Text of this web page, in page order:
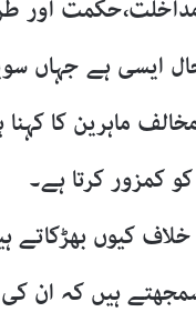
اور
ایسی ہے جہاں
ماہرین کا
کمزور کرتا ہے۔
کیوں بھڑکاتے
ہیں کہ ان